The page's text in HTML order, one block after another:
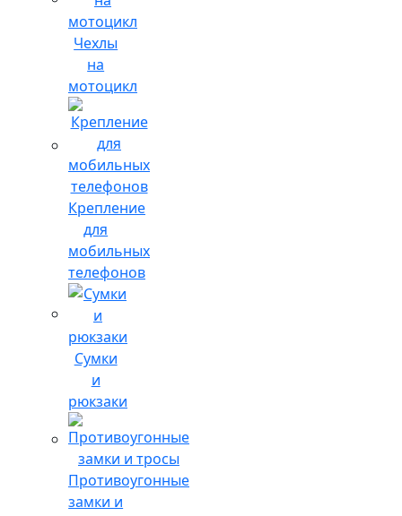
Чехлы
на
мотоцикл
Крепление
для
мобильных
телефонов
Сумки
и
рюкзаки
Противоугонные
замки и